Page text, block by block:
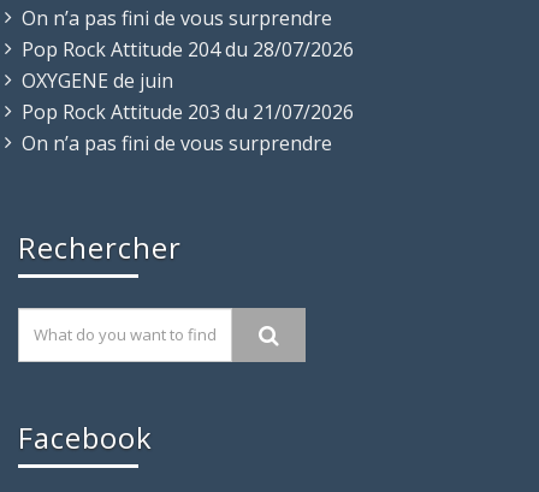
On n’a pas fini de vous surprendre
Pop Rock Attitude 204 du 28/07/2026
OXYGENE de juin
Pop Rock Attitude 203 du 21/07/2026
On n’a pas fini de vous surprendre
Rechercher
Facebook